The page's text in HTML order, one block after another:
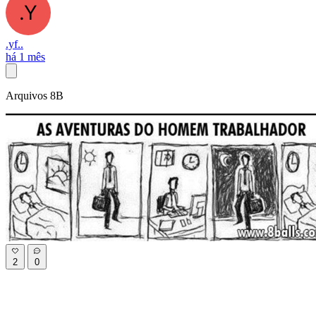
.yf..
há 1 mês
Arquivos 8B
2 0